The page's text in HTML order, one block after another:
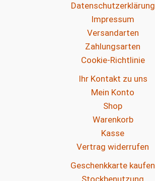
Datenschutzerklärung
Impressum
Versandarten
Zahlungsarten
Cookie-Richtlinie
Ihr Kontakt zu uns
Mein Konto
Shop
Warenkorb
Kasse
Vertrag widerrufen
Geschenkkarte kaufen